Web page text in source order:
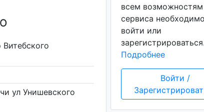
ул Унишевского
всем возможностям
сервиса
войти или
Подробнее
Войти /